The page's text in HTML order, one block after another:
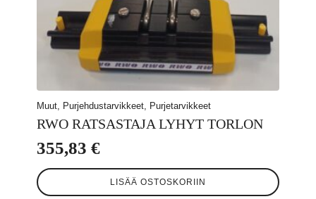
Muut, Purjehdustarvikkeet, Purjetarvikkeet
RWO RATSASTAJA LYHYT TORLON
355,83 €
LISÄÄ OSTOSKORIIN